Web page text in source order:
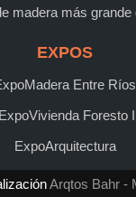
madera más grande
EXPOS
Entre Ríos
Foresto
ExpoArquitectura
Arqtos Bahr -